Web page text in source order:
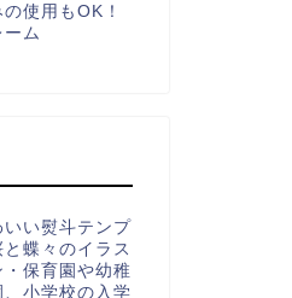
使用もOK！
ム
いい熨斗テンプ
と蝶々のイラス
・保育園や幼稚
、小学校の入学